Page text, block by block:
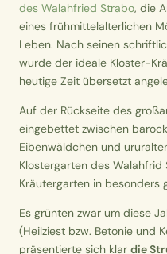
des Walahfried Strabo, die
eines frühmittelalterlichen
Leben. Nach seinen
wurde der ideale Kloster-
heutige Zeit übersetzt
Auf der Rückseite des
eingebettet zwischen
Eibenwäldchen und
Klostergarten des
Kräutergarten in besonders
Es grünten zwar um diese
(Heilziest bzw. Betonie und
präsentierte sich klar die